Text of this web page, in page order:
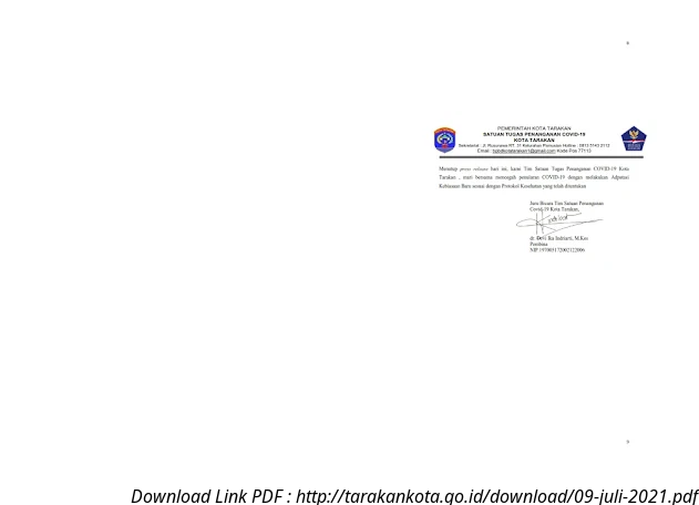
Download Link PDF : http://tarakankota.go.id/download/09-juli-2021.pdf